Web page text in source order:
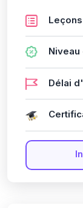
Leçons
Délai